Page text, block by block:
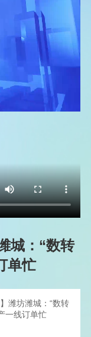
城：“数转
单忙
潍坊潍城：“数转
一线订单忙